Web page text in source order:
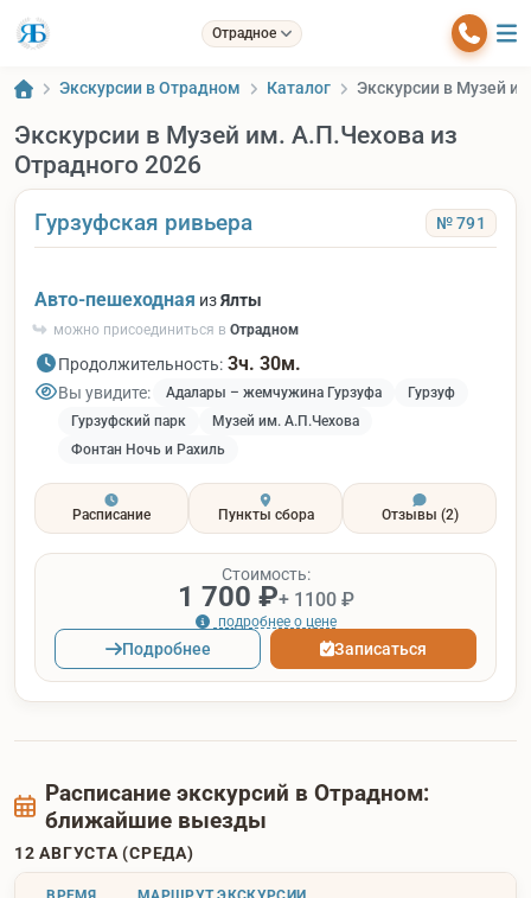
Отрадное
Экскурсии в Отрадном Каталог Экскурсии в Музей
Экскурсии в Музей им. А.П.Чехова из
Отрадного 2026
Гурзуфская ривьера № 791
Авто-пешеходная изЯлты
можно присоединиться в Отрадном
Продолжительность: 3ч. 30м.
Вы увидите: Адалары – жемчужина Гурзуфа
Гурзуф
Гурзуфский парк
Музей им. А.П.Чехова
Фонтан Ночь и Рахиль
Расписание Пункты сбора Отзывы (2)
Стоимость:
1 700 ₽+ 1100 ₽
подробнее о цене
Подробнее Записаться
Расписание экскурсий в Отрадном:
ближайшие выезды
12 АВГУСТА (СРЕДА)